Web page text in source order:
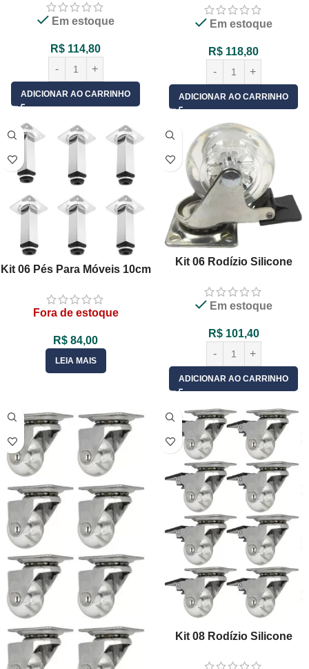
Base Giratória Sem Freio
Em estoque
R$ 114,80
ADICIONAR AO CARRINHO
Giratório Com Freio
Em estoque
R$ 118,80
ADICIONAR AO CARRINHO
Kit 06 Pés Para Móveis 10cm
Com Regulagem
Fora de estoque
R$ 84,00
LEIA MAIS
Kit 06 Rodízio Silicone
Giratório Com Freio
Em estoque
R$101,40
ADICIONAR AO CARRINHO
Kit 08 Rodízio Silicone